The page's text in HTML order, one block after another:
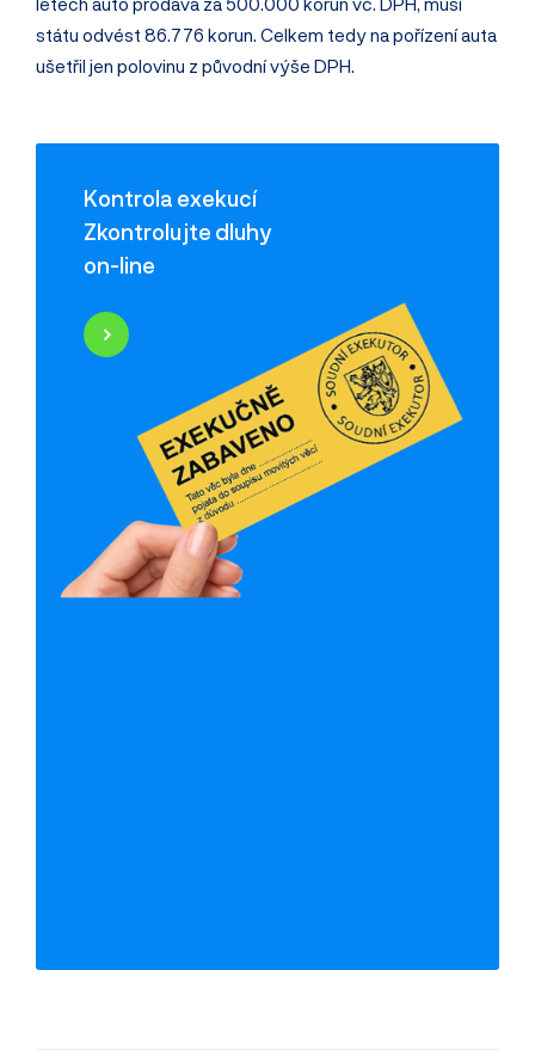
státu odvést 86.776 korun. Celkem tedy na pořízení auta
ušetřil jen polovinu z původní výše DPH.
Kontrola exekucí
Zkontrolujte dluhy
on-line